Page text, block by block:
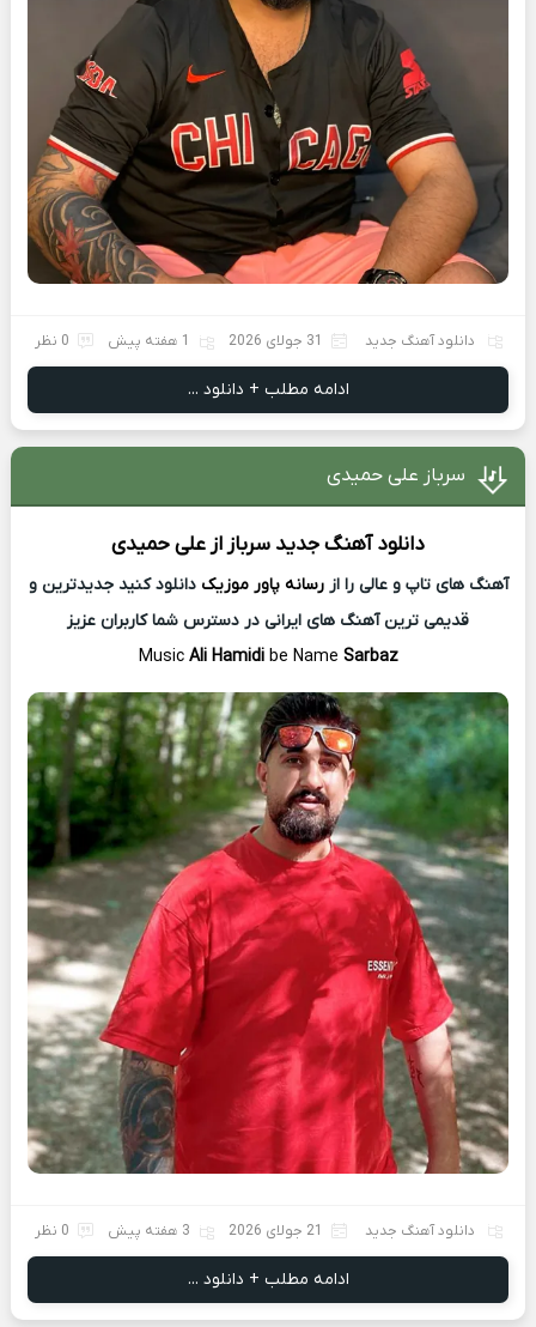
دانلود آهنگ جدید 31 جولای 2026 1 هفته پیش 0 نظر
ادامه مطلب + دانلود ...
سرباز علی حمیدی
دانلود آهنگ جدید سرباز ازعلی حمیدی
آهنگ های تاپ و عالی را ازرسانه پاور موزیک دانلود کنید جدیدترین و
قدیمی ترین آهنگ های ایرانی در دسترس شما کاربران عزیز
MusicAli Hamidi be Name Sarbaz
دانلود آهنگ جدید 21 جولای 2026 3 هفته پیش 0 نظر
ادامه مطلب + دانلود ...